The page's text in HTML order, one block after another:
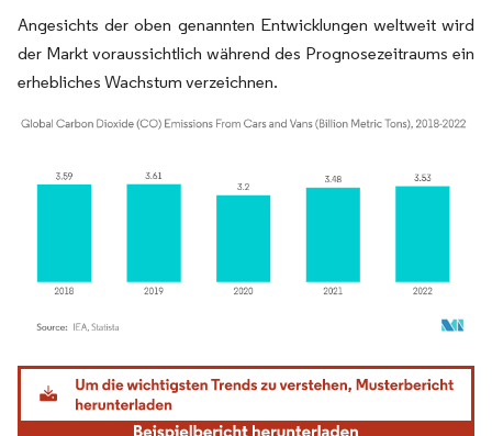
Angesichts der oben genannten Entwicklungen weltweit wird
der Markt voraussichtlich während des Prognosezeitraums ein
erhebliches Wachstum verzeichnen.
Bild © Mordor Intelligence. Wiederverwendung erfordert Namensnennung gemäß